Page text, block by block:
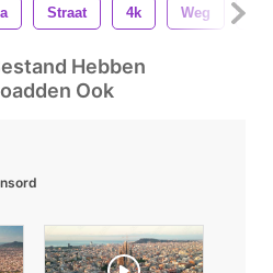
Straat 4k Weg
Hebben
Ook